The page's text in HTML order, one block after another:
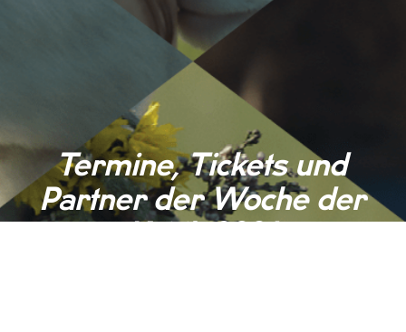
Termine, Tickets und
Partner der Woche der